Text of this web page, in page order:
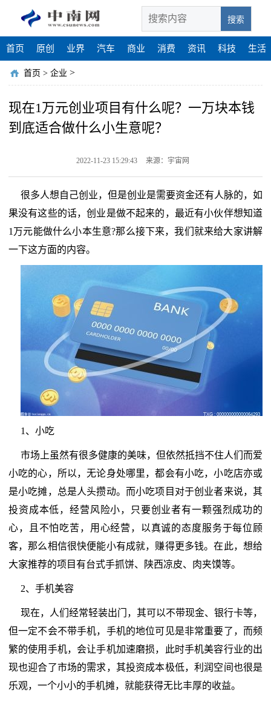
搜索
首页 原创 业界 汽车 商业 消费 资讯 科技 生活
首页 > 企业 >
现在1万元创业项目有什么呢？一万块本钱
到底适合做什么小生意呢？
2022-11-23 15:29:43 来源：宇宙网
很多人想自己创业，但是创业是需要资金还有人脉的，如
果没有这些的话，创业是做不起来的，最近有小伙伴想知道
1万元能做什么小本生意?那么接下来，我们就来给大家讲解
一下这方面的内容。
1、小吃
市场上虽然有很多健康的美味，但依然抵挡不住人们而爱
小吃的心，所以，无论身处哪里，都会有小吃，小吃店亦或
是小吃摊，总是人头攒动。而小吃项目对于创业者来说，其
投资成本低，经营风险小，只要创业者有一颗强烈成功的
心，且不怕吃苦，用心经营，以真诚的态度服务于每位顾
客，那么相信很快便能小有成就，赚得更多钱。在此，想给
大家推荐的项目有台式手抓饼、陕西凉皮、肉夹馍等。
2、手机美容
现在，人们经常轻装出门，其可以不带现金、银行卡等，
但一定不会不带手机，手机的地位可见是非常重要了，而频
繁的使用手机，会让手机加速磨损，此时手机美容行业的出
现也迎合了市场的需求，其投资成本极低，利润空间也很是
乐观，一个小小的手机摊，就能获得无比丰厚的收益。